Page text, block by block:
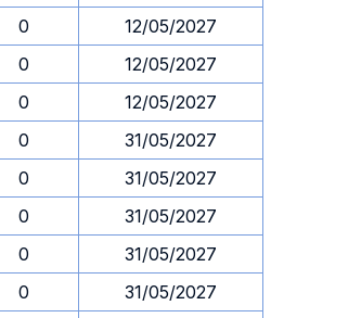
0
12/05/2027
0
12/05/2027
0
12/05/2027
0
31/05/2027
0
31/05/2027
0
31/05/2027
0
31/05/2027
0
31/05/2027